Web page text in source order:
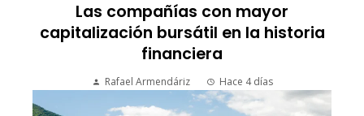
Las compañías con mayor
capitalización bursátil en la historia
financiera
Rafael Armendáriz Hace 4 días